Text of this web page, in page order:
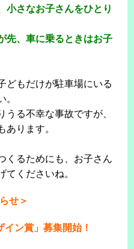
小さなお子さんをひとり
先、車に乗るときはお子
どもだけが駐車場にいる
。
る不幸な事故ですが、
あります。
くるためにも、お子さん
てくださいね。
せ＞
ン賞」募集開始！